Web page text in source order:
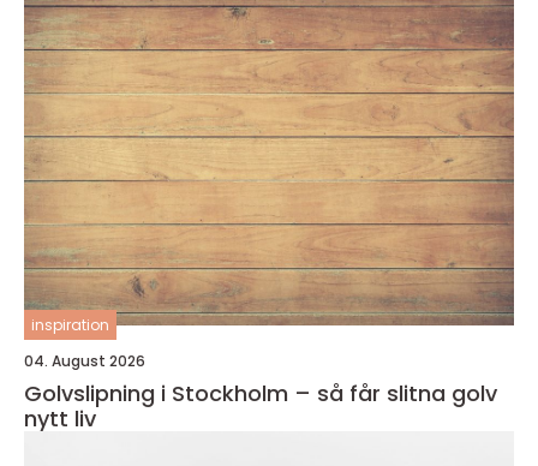
inspiration
04. August 2026
Golvslipning i Stockholm – så får slitna golv
nytt liv